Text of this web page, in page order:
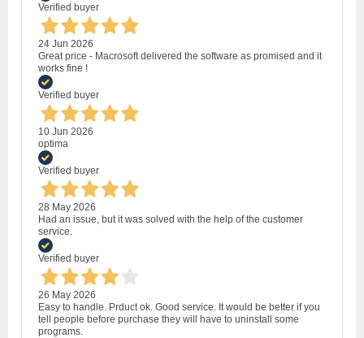
Verified buyer
24 Jun 2026
Great price - Macrosoft delivered the software as promised and it
works fine !
Verified buyer
10 Jun 2026
optima
Verified buyer
28 May 2026
Had an issue, but it was solved with the help of the customer
service.
Verified buyer
26 May 2026
Easy to handle. Prduct ok. Good service. It would be better if you
tell people before purchase they will have to uninstall some
programs.